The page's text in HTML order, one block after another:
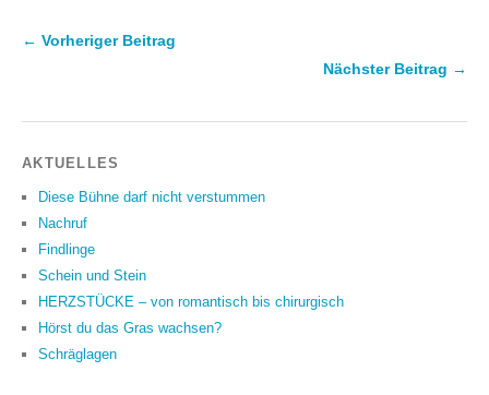
← Vorheriger Beitrag
Nächster Beitrag →
AKTUELLES
Diese Bühne darf nicht verstummen
Nachruf
Findlinge
Schein und Stein
HERZSTÜCKE – von romantisch bis chirurgisch
Hörst du das Gras wachsen?
Schräglagen